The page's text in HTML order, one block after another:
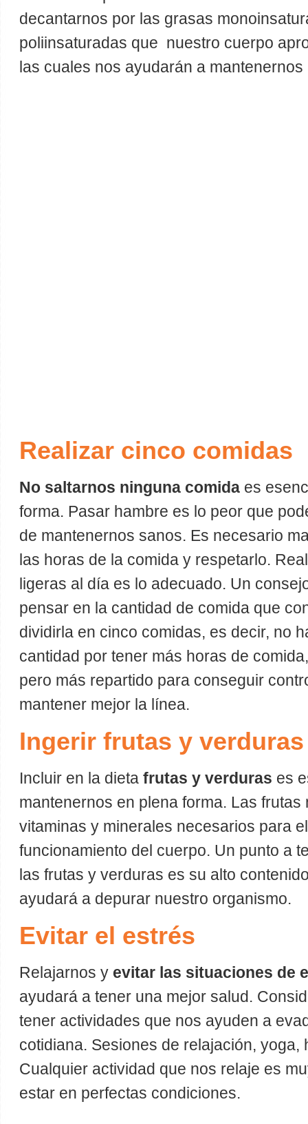
decantarnos por las grasas
poliinsaturadas que nuestro cuerpo
las cuales nos ayudarán a
Realizar cinco comidas
No saltarnos ninguna comida es
forma. Pasar hambre es lo peor que
de mantenernos sanos. Es necesario
las horas de la comida y respetarlo.
ligeras al día es lo adecuado. Un
pensar en la cantidad de comida que
dividirla en cinco comidas, es decir, no
cantidad por tener más horas de
pero más repartido para conseguir
mantener mejor la línea.
Ingerir frutas y verduras
Incluir en la dieta frutas y verduras es
mantenernos en plena forma. Las frutas
vitaminas y minerales necesarios para
funcionamiento del cuerpo. Un punto a
las frutas y verduras es su alto
ayudará a depurar nuestro organismo.
Evitar el estrés
Relajarnos y evitar las situaciones de
ayudará a tener una mejor salud.
tener actividades que nos ayuden a
cotidiana. Sesiones de relajación,
Cualquier actividad que nos relaje es
estar en perfectas condiciones.